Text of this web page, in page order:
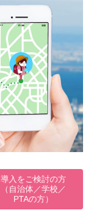
導入をご検討の方
（自治体／学校／
PTAの方）